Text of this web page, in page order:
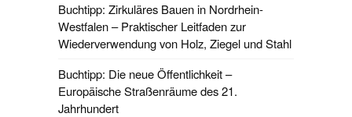
Buchtipp: Zirkuläres Bauen in Nordrhein-
Westfalen – Praktischer Leitfaden zur
Wiederverwendung von Holz, Ziegel und Stahl
Buchtipp: Die neue Öffentlichkeit –
Europäische Straßenräume des 21.
Jahrhundert